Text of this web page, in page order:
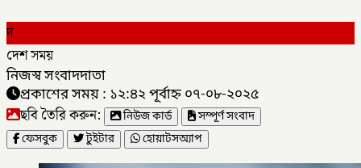
দ
দেশ সময়
নিজস্ব সংবাদদাতা
প্রকাশের সময় : ১২:৪২ পূর্বাহ্ন ০৭-০৮-২০২৫
ছবি তৈরি করুন: নিউজ কার্ড
সম্পূর্ণ সংবাদ
ফেসবুক
টুইটার হোয়াটসঅ্যাপ